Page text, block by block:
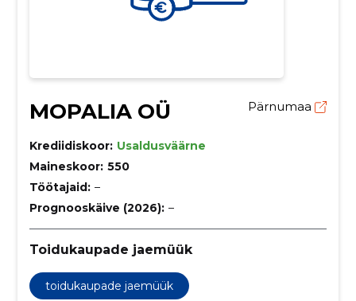
MOPALIA OÜ Pärnumaa
Krediidiskoor: Usaldusväärne
Maineskoor: 550
Töötajaid: –
Prognooskäive (2026): –
Toidukaupade jaemüük
toidukaupade jaemüük